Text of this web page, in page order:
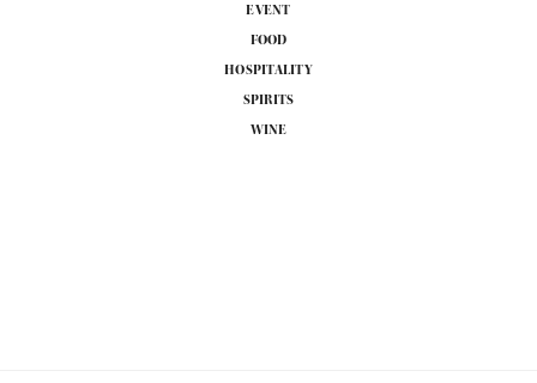
EVENT
FOOD
HOSPITALITY
SPIRITS
WINE